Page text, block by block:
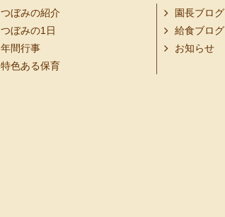
つぼみの紹介
つぼみの1日
年間行事
特色ある保育
園長ブログ
給食ブログ
お知らせ